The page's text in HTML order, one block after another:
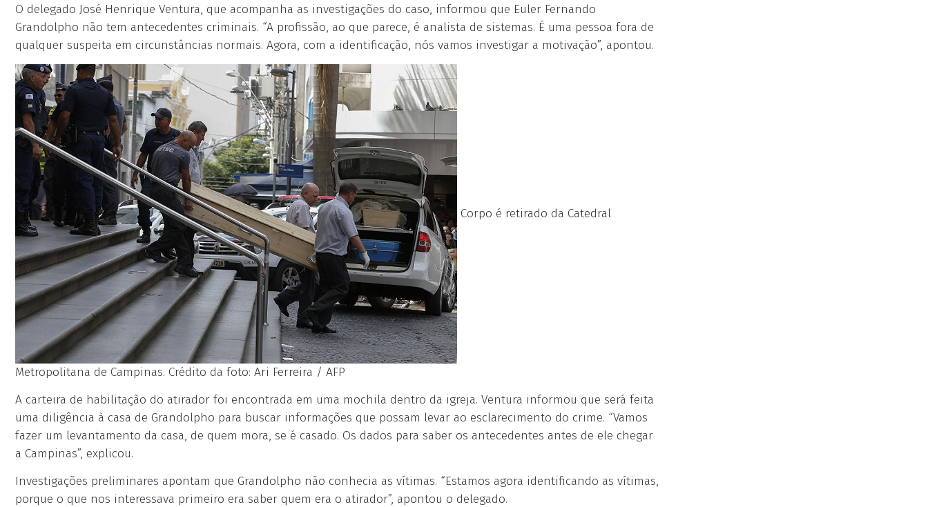
O delegado José Henrique Ventura, que acompanha as investigações do caso, informou que Euler Fernando
Grandolpho não tem antecedentes criminais. “A profissão, ao que parece, é analista de sistemas. É uma pessoa fora de
qualquer suspeita em circunstâncias normais. Agora, com a identificação, nós vamos investigar a motivação”, apontou.
Corpo é retirado da Catedral
Metropolitana de Campinas. Crédito da foto: Ari Ferreira / AFP
A carteira de habilitação do atirador foi encontrada em uma mochila dentro da igreja. Ventura informou que será feita
uma diligência à casa de Grandolpho para buscar informações que possam levar ao esclarecimento do crime. “Vamos
fazer um levantamento da casa, de quem mora, se é casado. Os dados para saber os antecedentes antes de ele chegar
a Campinas”, explicou.
Investigações preliminares apontam que Grandolpho não conhecia as vítimas. “Estamos agora identificando as vítimas,
porque o que nos interessava primeiro era saber quem era o atirador”, apontou o delegado.